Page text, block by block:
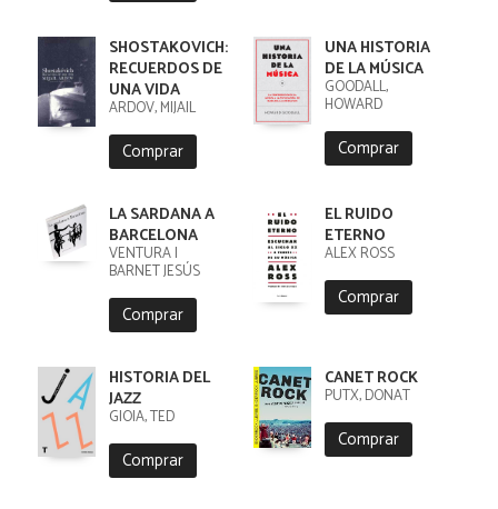
SHOSTAKOVICH:
RECUERDOS DE
UNA VIDA
ARDOV, MIJAIL
Comprar
UNA HISTORIA
DE LA MÚSICA
GOODALL,
HOWARD
Comprar
LA SARDANA A
BARCELONA
VENTURA I
BARNET JESÚS
Comprar
EL RUIDO
ETERNO
ALEX ROSS
Comprar
HISTORIA DEL
JAZZ
GIOIA, TED
Comprar
CANET ROCK
PUTX, DONAT
Comprar